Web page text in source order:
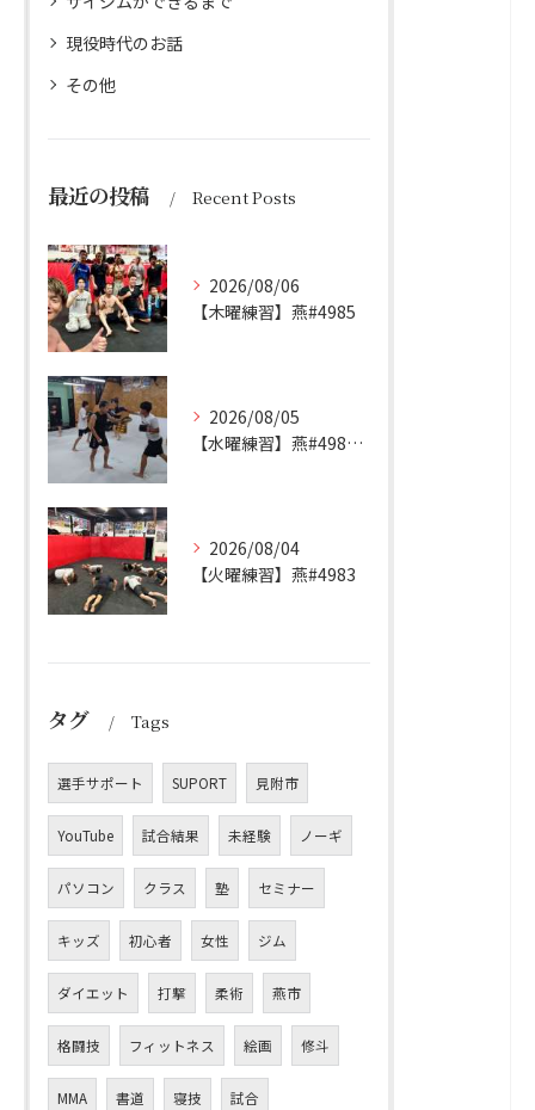
現役時代のお話
その他
最近の投稿 Recent Posts
2026/08/06
【木曜練習】燕#4985
2026/08/05
【水曜練習】燕#4984見附#492
2026/08/04
【火曜練習】燕#4983
タグ Tags
選手サポート SUPORT 見附市
YouTube 試合結果 未経験 ノーギ
パソコン クラス 塾 セミナー
キッズ 初心者 女性 ジム
ダイエット 打撃 柔術 燕市
格闘技 フィットネス 絵画 修斗
MMA 書道 寝技 試合